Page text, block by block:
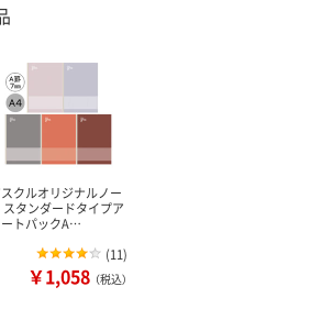
クルオリジナルノー
スタンダードタイプア
トパックA…
(11)
￥1,058 （税込）